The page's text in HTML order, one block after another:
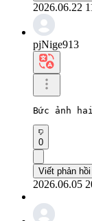
2026.06.22
pjNige913
Bức ảnh
0
Viết phản hồi
2026.06.05